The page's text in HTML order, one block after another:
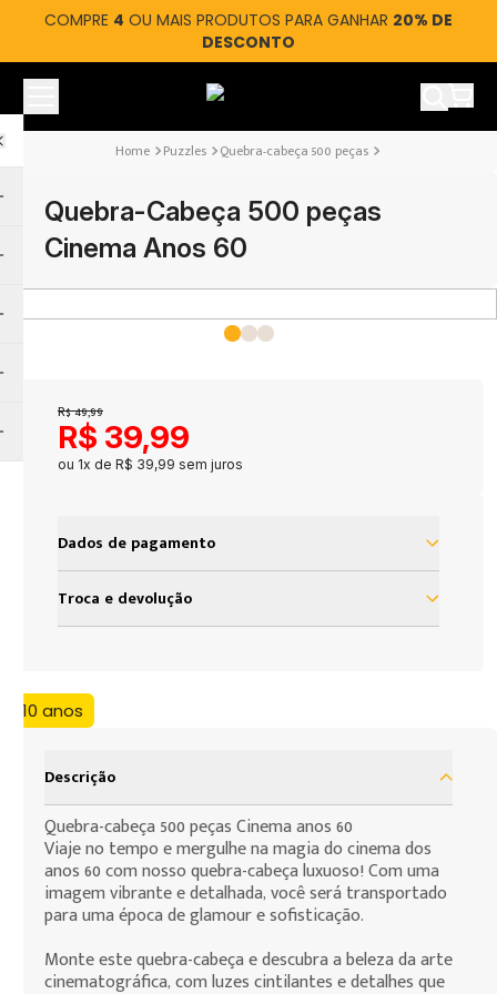
COMPRE 4 OU MAIS PRODUTOS PARA GANHAR 20% DE
DESCONTO
Ver
Puzzles Quebra-cabeça 500 peças
Quebra-Cabeça 500 peças
Cinema Anos 60
R$49,99
R$ 39,99
ou 1x de R$ 39,99 sem juros
Dados de pagamento
à vista R$ 39,99
Troca e devolução
Assim, definimos uma política de troca e devolução
baseada no código de defesa do consumidor que
presentes condições são as cláusulas de
contratação por adesão que você, consumidor,
deve assumir para efeito da compra de produtos
que deseja fazer.
+10 anos
Descrição
Quebra-cabeça 500 peças Cinema anos 60
Viaje no tempo e mergulhe na magia do cinema dos
anos 60 com nosso quebra-cabeça luxuoso! Com uma
imagem vibrante e detalhada, você será transportado
para uma época de glamour e sofisticação.
Monte este quebra-cabeça e descubra a beleza da arte
cinematográfica, com luzes cintilantes e detalhes que